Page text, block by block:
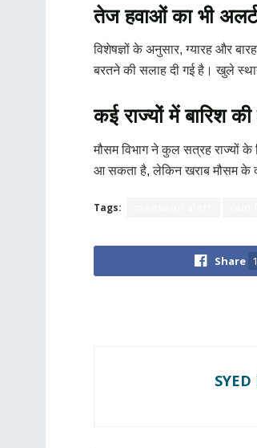
तेज हवाओं का भी अलर्ट
विशेषज्ञों के अनुसार, ग्यारह और
बरतने की सलाह दी गई है। खुले
कई राज्यों में बारिश
मौसम विभाग ने कुल सत्रह राज्यों के
आ सकता है, लेकिन खराब मौसम के
Tags:
Share